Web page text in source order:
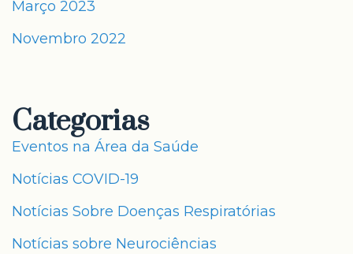
Março 2023
Novembro 2022
Categorias
Eventos na Área da Saúde
Notícias COVID-19
Notícias Sobre Doenças Respiratórias
Notícias sobre Neurociências